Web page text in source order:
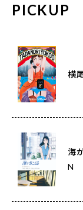
PICKUP
横
海
N